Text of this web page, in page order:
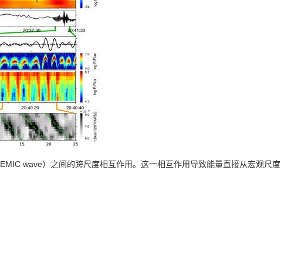
EMIC wave）之间的跨尺度相互作用。这一相互作用导致能量直接从宏观尺度